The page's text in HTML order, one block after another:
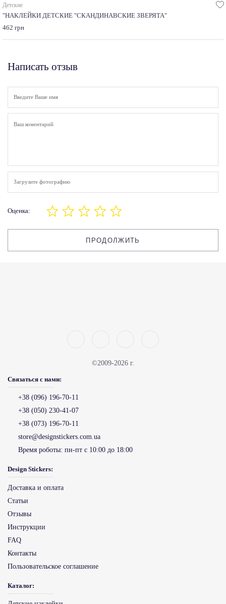
Детские
"НАКЛЕЙКИ ДЕТСКИЕ "СКАНДИНАВСКИЕ ЗВЕРЯТА"
462 грн
Написать отзыв
Загрузите фотографию
Оценка:
ПРОДОЛЖИТЬ
©2009-2026 г.
Связаться с нами:
+38 (096) 196-70-11
+38 (050) 230-41-07
+38 (073) 196-70-11
store@designstickers.com.ua
Время роботы: пн-пт с 10:00 до 18:00
Design Stickers:
Доставка и оплата
Статьи
Отзывы
Инструкции
FAQ
Контакты
Пользовательское соглашение
Каталог: